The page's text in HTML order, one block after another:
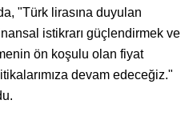
"Türk lirasına duyulan
istikrarı güçlendirmek ve
ön koşulu olan fiyat
devam edeceğiz."